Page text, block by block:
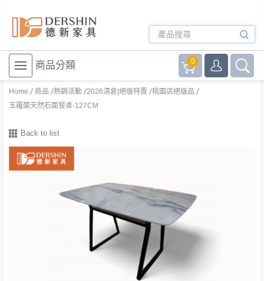
商品分類 0
Home 商品 熱銷活動 2026清倉|絕版特賣
桃園店絕版品
玉羅蘭天然石面餐桌-127CM
Back to list